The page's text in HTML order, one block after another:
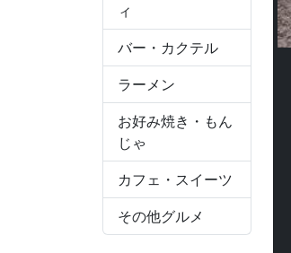
ィ
バー・カクテル
ラーメン
お好み焼き・もん
じゃ
カフェ・スイーツ
その他グルメ